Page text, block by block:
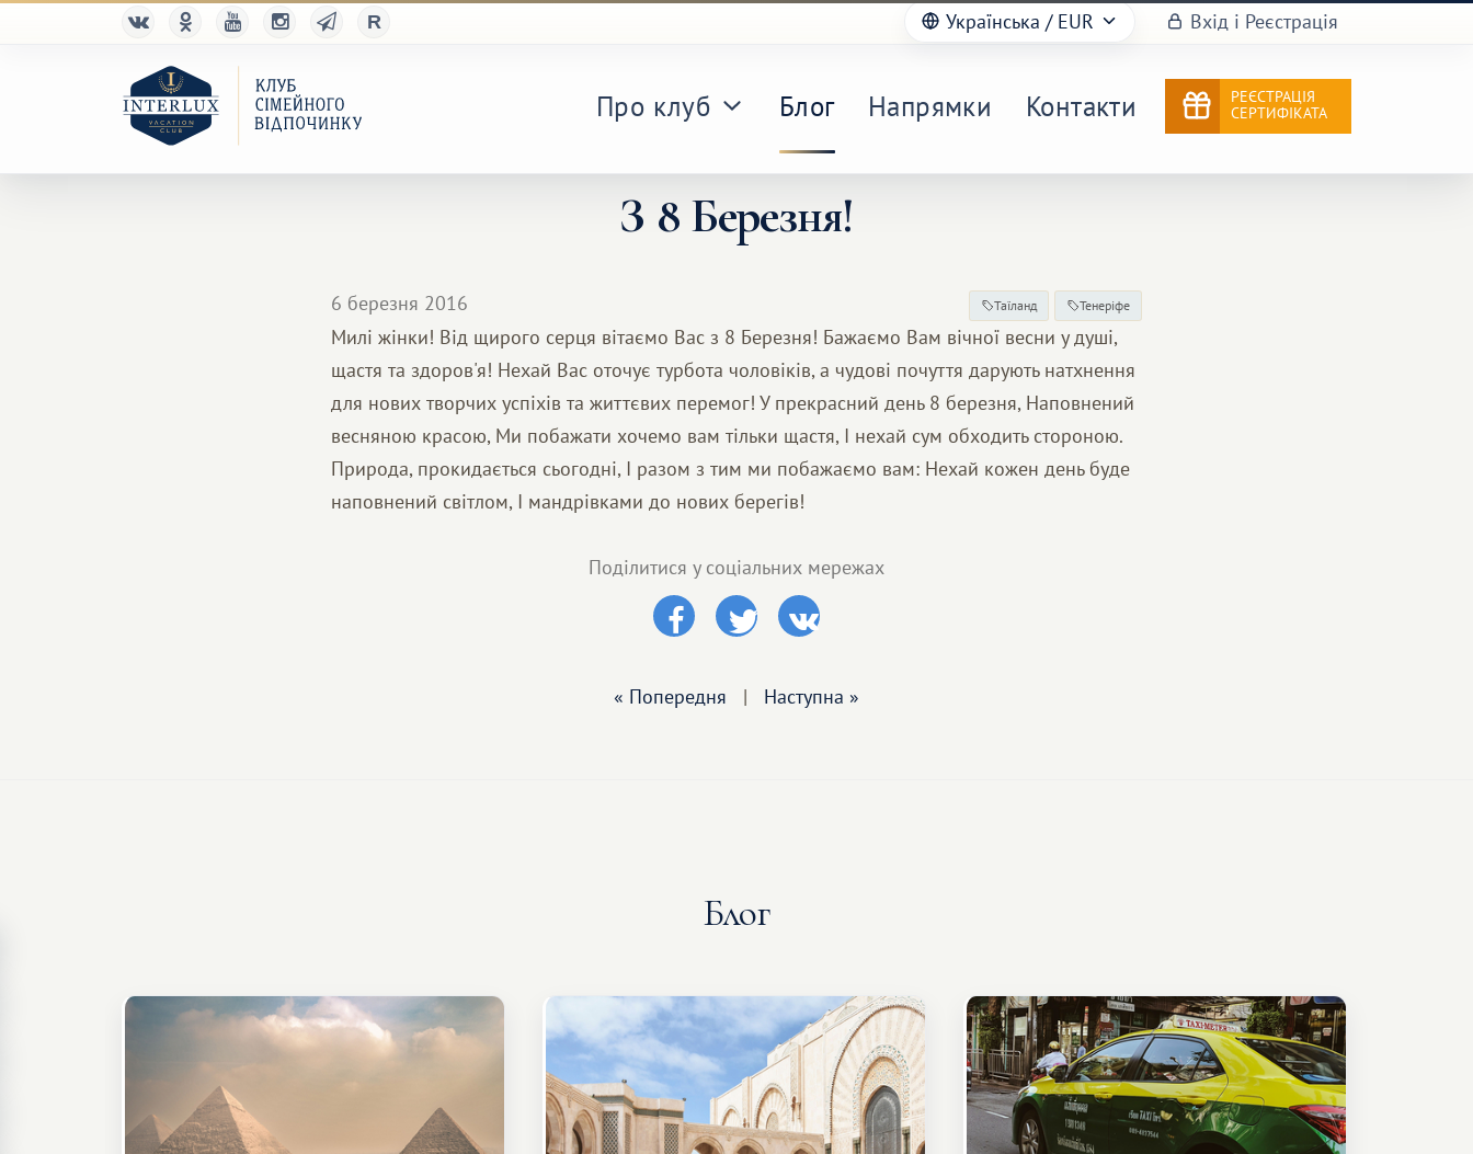
Українська / EUR Вхід і Реєстрація
Про клуб Блог Напрямки Контакти
РЕЄСТРАЦІЯ
СЕРТИФІКАТА
З 8 Березня!
6 березня 2016 Таїланд Тенеріфе
Милі жінки! Від щирого серця вітаємо Вас з 8 Березня! Бажаємо Вам вічної весни у душі,
щастя та здоров'я! Нехай Вас оточує турбота чоловіків, а чудові почуття дарують натхнення
для нових творчих успіхів та життєвих перемог! У прекрасний день 8 березня, Наповнений
весняною красою, Ми побажати хочемо вам тільки щастя, І нехай сум обходить стороною.
Природа, прокидається сьогодні, І разом з тим ми побажаємо вам: Нехай кожен день буде
наповнений світлом, І мандрівками до нових берегів!
Поділитися у соціальних мережах
« Попередня | Наступна »
Блог